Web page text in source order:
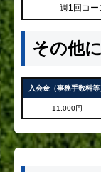
週1回コー
その他
入会金（事務手数料等
11,000円